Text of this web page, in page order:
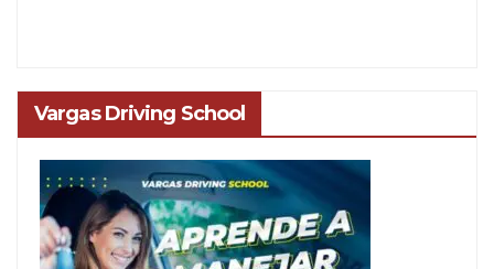
Vargas Driving School